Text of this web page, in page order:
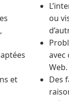
et
ou
avec
Web.
Des